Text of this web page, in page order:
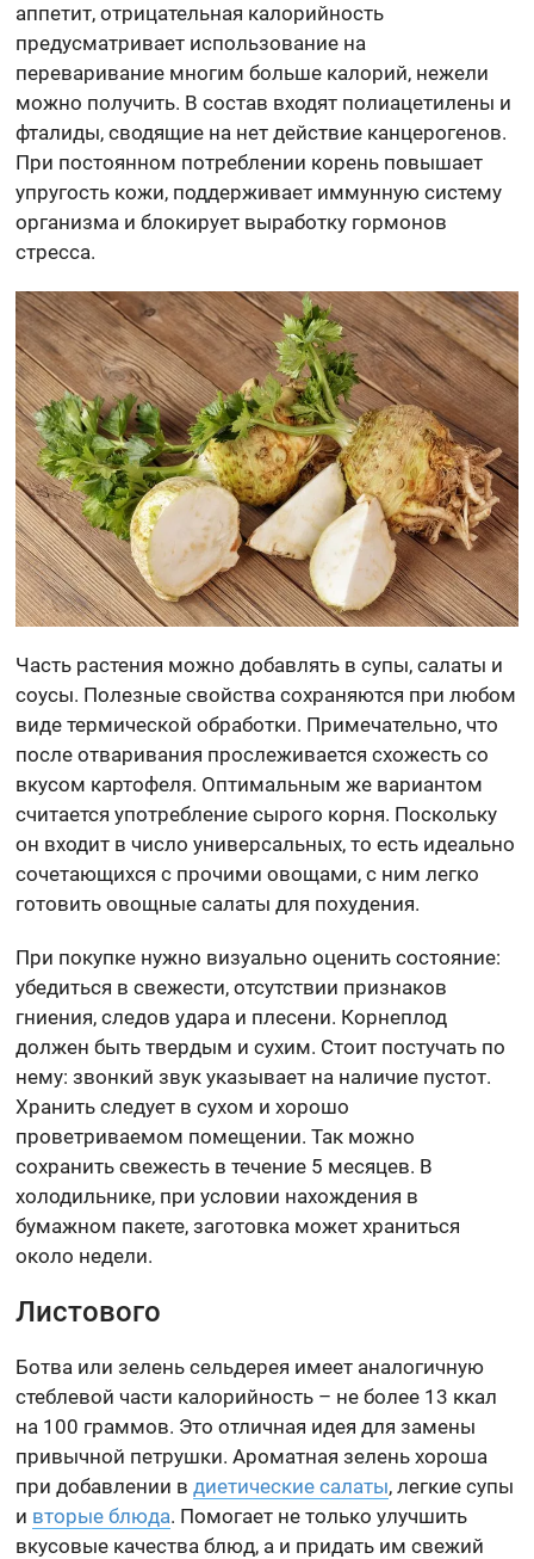
аппетит, отрицательная калорийность
предусматривает использование на
переваривание многим больше калорий, нежели
можно получить. В состав входят полиацетилены и
фталиды, сводящие на нет действие канцерогенов.
При постоянном потреблении корень повышает
упругость кожи, поддерживает иммунную систему
организма и блокирует выработку гормонов
стресса.
Часть растения можно добавлять в супы, салаты и
соусы. Полезные свойства сохраняются при любом
виде термической обработки. Примечательно, что
после отваривания прослеживается схожесть со
вкусом картофеля. Оптимальным же вариантом
считается употребление сырого корня. Поскольку
он входит в число универсальных, то есть идеально
сочетающихся с прочими овощами, с ним легко
готовить овощные салаты для похудения.
При покупке нужно визуально оценить состояние:
убедиться в свежести, отсутствии признаков
гниения, следов удара и плесени. Корнеплод
должен быть твердым и сухим. Стоит постучать по
нему: звонкий звук указывает на наличие пустот.
Хранить следует в сухом и хорошо
проветриваемом помещении. Так можно
сохранить свежесть в течение 5 месяцев. В
холодильнике, при условии нахождения в
бумажном пакете, заготовка может храниться
около недели.
Листового
Ботва или зелень сельдерея имеет аналогичную
стеблевой части калорийность – не более 13 ккал
на 100 граммов. Это отличная идея для замены
привычной петрушки. Ароматная зелень хороша
при добавлении вдиетические салаты, легкие супы
и вторые блюда. Помогает не только улучшить
вкусовые качества блюд, а и придать им свежий